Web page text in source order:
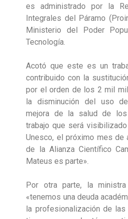
es administrado por la
Integrales del Páramo
Ministerio del Poder
Tecnología.
Acotó que este es un
contribuido con la
por el orden de los 2 mil
la disminución del uso
mejora de la salud de
trabajo que será
Unesco, el próximo mes de
de la Alianza Científico
Mateus es parte».
Por otra parte, la
«tenemos una deuda
la profesionalización de las